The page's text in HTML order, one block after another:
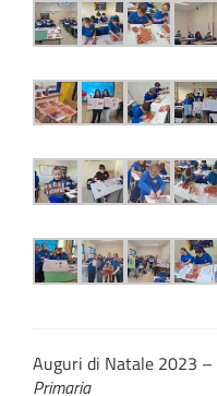
Auguri di Natale 2023 –
Primaria